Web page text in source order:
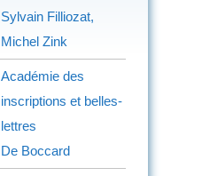
Sylvain Filliozat,
Michel Zink
Académie des
inscriptions et belles-
lettres
De Boccard